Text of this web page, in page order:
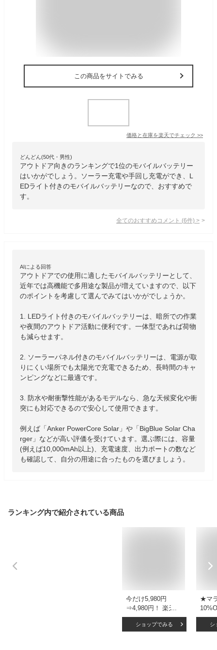
この商品をサイトでみる
価格と在庫を楽天でチェック >>
どんどん(50代・男性)
アウトドア向きのランキングで1位のモバイルバッテリー
はいかがでしょう。ソーラー充電や手回し充電ができ、L
EDライト付きのモバイルバッテリーなので、おすすめで
す。
全てのおすすめコメント (6件) >
AIによる回答
アウトドアでの使用に適したモバイルバッテリーとして、
近年では高機能で多用途な製品が増えていますので、以下
のポイントを考慮して選んでみてはいかがでしょうか。
1. LEDライト付きのモバイルバッテリーは、暗所での作業
や夜間のアウトドア活動に便利です。一体型であれば荷物
も減らせます。
2. ソーラーパネル付きのモバイルバッテリーは、電源が取
りにくい場所でも太陽光で充電できるため、長時間のキャ
ンピングなどに最適です。
3. 防水や耐衝撃性能があるモデルなら、急な天候変化や衝
突にも対応できるので安心して使用できます。
例えば「Anker PowerCore Solar」や「BigBlue Solar Cha
rger」などが高い評価を受けています。選ぶ際には、容量
(例えば10,000mAh以上)、充電速度、出力ポートの数など
も確認して、自分の用途に合ったものを選びましょう。
ランキング内で紹介されている商品
今だけ5,980円
⇒4,980円！ 楽天1
位27冠獲得 ソーラ
ー モバイルバッテ
ショップでみる
★マ
★モ
ーシ